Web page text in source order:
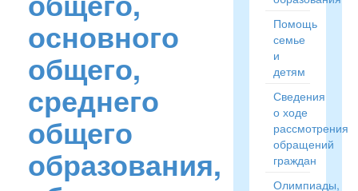
основного
общего,
среднего
общего
образования,
Помощь
семье
и
детям
Сведения
о ходе
рассмотрения
обращений
граждан
Олимпиады,